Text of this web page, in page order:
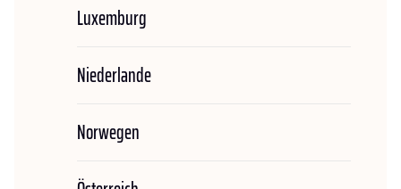
Luxemburg
Niederlande
Norwegen